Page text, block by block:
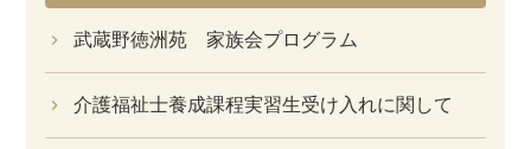
武蔵野徳洲苑 家族会プログラム
介護福祉士養成課程実習生受け入れに関して